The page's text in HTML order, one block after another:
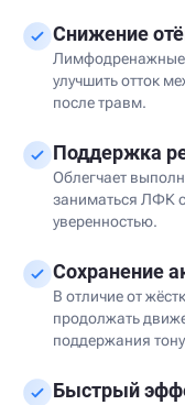
Снижение
Лимфодренажные
улучшить отток
после травм.
Поддержка
Облегчает
заниматься ЛФК
уверенностью.
Сохранение
В отличие от
продолжать
поддержания
Быстрый